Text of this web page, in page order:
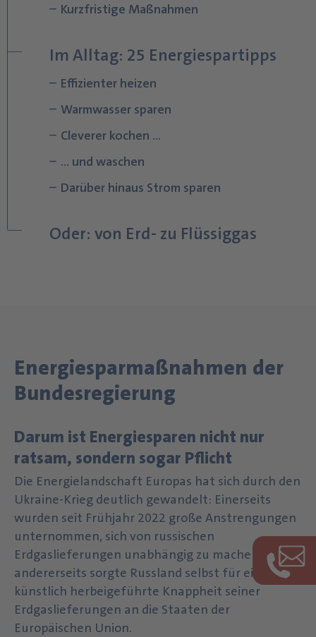
Kurzfristige Maßnahmen
Im Alltag: 25 Energiespartipps
Effizienter heizen
Warmwasser sparen
Cleverer kochen …
… und waschen
Darüber hinaus Strom sparen
Oder: von Erd- zu Flüssiggas
Energiesparmaßnahmen der
Bundesregierung
Darum ist Energiesparen nicht nur
ratsam, sondern sogar Pflicht
Die Energielandschaft Europas hat sich durch den
Ukraine-Krieg deutlich gewandelt: Einerseits
wurden seit Frühjahr 2022 große Anstrengungen
unternommen, sich von russischen
Erdgaslieferungen unabhängig zu machen;
andererseits sorgte Russland selbst für eine
künstlich herbeigeführte Knappheit seiner
Erdgaslieferungen an die Staaten der
Europäischen Union.